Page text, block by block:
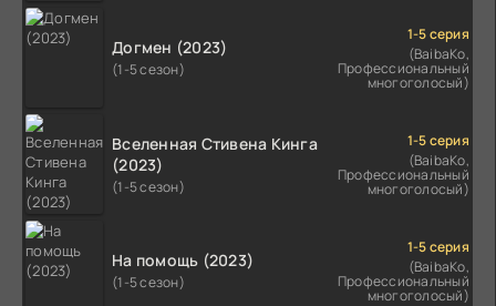
Догмен (2023)
(1-5 сезон)
1-5 серия
(BaibaKo,
Профессиональный
многоголосый)
Вселенная Стивена Кинга
(2023)
(1-5 сезон)
1-5 серия
(BaibaKo,
Профессиональный
многоголосый)
На помощь (2023)
(1-5 сезон)
1-5 серия
(BaibaKo,
Профессиональный
многоголосый)